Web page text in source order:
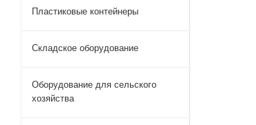
Пластиковые контейнеры
Складское оборудование
Оборудование для сельского
хозяйства